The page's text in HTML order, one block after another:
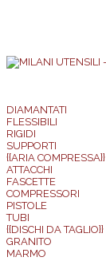
DIAMANTATI
FLESSIBILI
RIGIDI
SUPPORTI
{{ARIA COMPRESSA}}
ATTACCHI
FASCETTE
COMPRESSORI
PISTOLE
TUBI
{{DISCHI DA TAGLIO}}
GRANITO
MARMO